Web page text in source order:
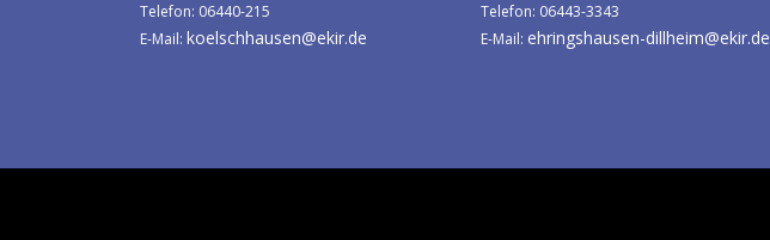
Telefon: 06440-215
E-Mail: koelschhausen@ekir.de
Telefon: 06443-3343
E-Mail: ehringshausen-dillheim@ekir.de